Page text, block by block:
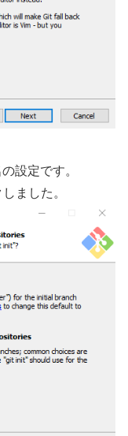
設定です。
ました。